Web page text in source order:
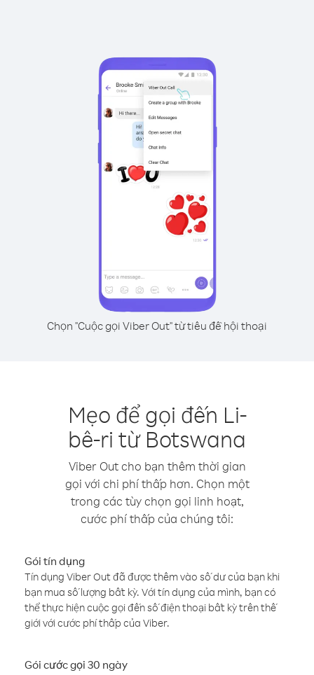
Chọn "Cuộc gọi Viber Out" từ tiêu đề hội thoại
Mẹo để gọi đến Li-
bê-ri từ Botswana
Viber Out cho bạn thêm thời gian
gọi với chi phí thấp hơn. Chọn một
trong các tùy chọn gọi linh hoạt,
cước phí thấp của chúng tôi:
Gói tín dụng
Tín dụng Viber Out đã được thêm vào số dư của bạn khi
bạn mua số lượng bất kỳ. Với tín dụng của mình, bạn có
thể thực hiện cuộc gọi đến số điện thoại bất kỳ trên thế
giới với cước phí thấp của Viber.
Gói cước gọi 30 ngày